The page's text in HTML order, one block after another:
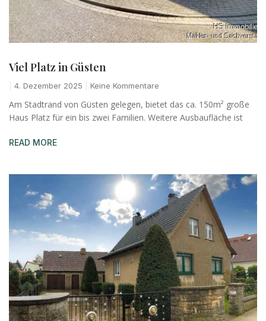
Viel Platz in Güsten
4. Dezember 2025 Keine Kommentare
Am Stadtrand von Güsten gelegen, bietet das ca. 150m² große
Haus Platz für ein bis zwei Familien. Weitere Ausbaufläche ist
READ MORE